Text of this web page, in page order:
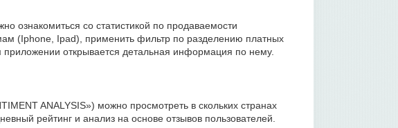
ознакомиться со статистикой по продаваемости
(Iphone, Ipad), применить фильтр по разделению платных
открывается детальная информация по нему.
ANALYSIS») можно просмотреть в скольких странах
рейтинг и анализ на основе отзывов пользователей.